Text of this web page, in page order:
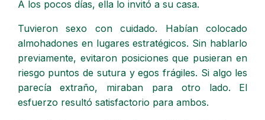
A los pocos días, ella lo invitó a su casa.
Tuvieron sexo con cuidado. Habían colocado
almohadones en lugares estratégicos. Sin hablarlo
previamente, evitaron posiciones que pusieran en
riesgo puntos de sutura y egos frágiles. Si algo les
parecía extraño, miraban para otro lado. El
esfuerzo resultó satisfactorio para ambos.